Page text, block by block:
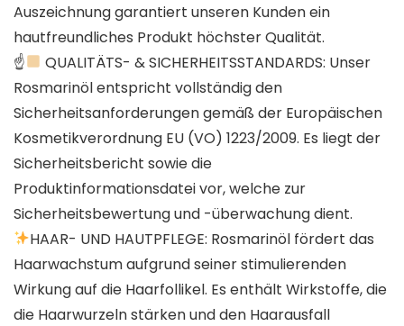
Auszeichnung garantiert unseren Kunden ein
hautfreundliches Produkt höchster Qualität.
☝
QUALITÄTS- & SICHERHEITSSTANDARDS: Unser
Rosmarinöl entspricht vollständig den
Sicherheitsanforderungen gemäß der Europäischen
Kosmetikverordnung EU (VO) 1223/2009. Es liegt der
Sicherheitsbericht sowie die
Produktinformationsdatei vor, welche zur
Sicherheitsbewertung und -überwachung dient.
HAAR- UND HAUTPFLEGE: Rosmarinöl fördert das
Haarwachstum aufgrund seiner stimulierenden
Wirkung auf die Haarfollikel. Es enthält Wirkstoffe, die
die Haarwurzeln stärken und den Haarausfall